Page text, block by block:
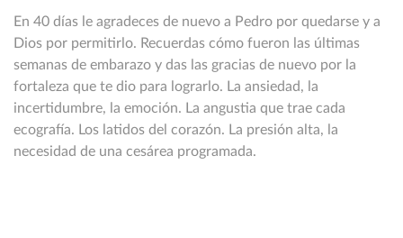
En 40 días le agradeces de nuevo a Pedro por quedarse y a
Dios por permitirlo. Recuerdas cómo fueron las últimas
semanas de embarazo y das las gracias de nuevo por la
fortaleza que te dio para lograrlo. La ansiedad, la
incertidumbre, la emoción. La angustia que trae cada
ecografía. Los latidos del corazón. La presión alta, la
necesidad de una cesárea programada.